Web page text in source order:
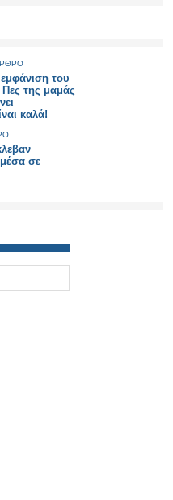
του
της μαμάς
καλά!
σε